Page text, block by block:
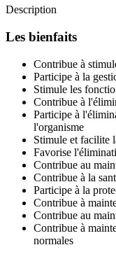
Description
Les bienfaits
Contribue à
Participe à la
Stimule les
Contribue à
Participe à
l'organisme
Stimule et facilite
Favorise
Contribue au
Contribue à la
Participe à la
Contribue à
Contribue au
Contribue à
normales